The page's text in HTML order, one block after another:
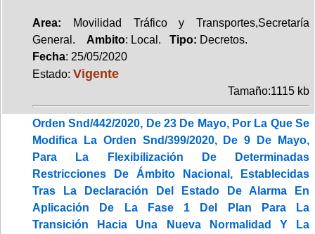
Area: Movilidad Tráfico y Transportes,Secretaría
General. Ambito: Local. Tipo: Decretos.
Fecha: 25/05/2020
Estado: Vigente
Tamaño:1115 kb
Orden Snd/442/2020, De 23 De Mayo, Por La Que Se
Modifica La Orden Snd/399/2020, De 9 De Mayo,
Para La Flexibilización De Determinadas
Restricciones De Ámbito Nacional, Establecidas
Tras La Declaración Del Estado De Alarma En
Aplicación De La Fase 1 Del Plan Para La
Transición Hacia Una Nueva Normalidad Y La